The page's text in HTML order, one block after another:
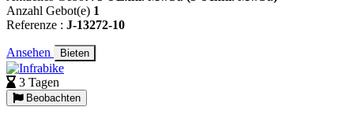
Anzahl Gebot(e) 1
Referenze : J-13272-10
Ansehen Bieten
3 Tagen
Beobachten